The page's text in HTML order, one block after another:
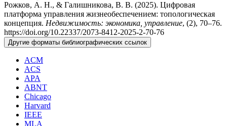
Рожков, А. Н., & Галишникова, В. В. (2025). Цифровая
платформа управления жизнеобеспечением: топологическая
концепция. Недвижимость: экономика, управление, (2), 70–76.
https://doi.org/10.22337/2073-8412-2025-2-70-76
Другие форматы библиографических ссылок
ACM
ACS
APA
ABNT
Chicago
Harvard
IEEE
MLA